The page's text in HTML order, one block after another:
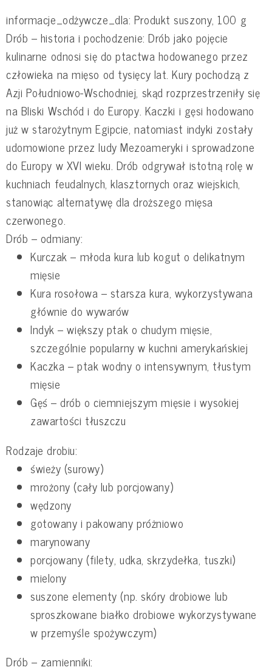
informacje_odżywcze_dla: Produkt suszony, 100 g
Drób – historia i pochodzenie: Drób jako pojęcie
kulinarne odnosi się do ptactwa hodowanego przez
człowieka na mięso od tysięcy lat. Kury pochodzą z
Azji Południowo-Wschodniej, skąd rozprzestrzeniły się
na Bliski Wschód i do Europy. Kaczki i gęsi hodowano
już w starożytnym Egipcie, natomiast indyki zostały
udomowione przez ludy Mezoameryki i sprowadzone
do Europy w XVI wieku. Drób odgrywał istotną rolę w
kuchniach feudalnych, klasztornych oraz wiejskich,
stanowiąc alternatywę dla droższego mięsa
czerwonego.
Drób – odmiany:
Kurczak – młoda kura lub kogut o delikatnym
mięsie
Kura rosołowa – starsza kura, wykorzystywana
głównie do wywarów
Indyk – większy ptak o chudym mięsie,
szczególnie popularny w kuchni amerykańskiej
Kaczka – ptak wodny o intensywnym, tłustym
mięsie
Gęś – drób o ciemniejszym mięsie i wysokiej
zawartości tłuszczu
Rodzaje drobiu:
świeży (surowy)
mrożony (cały lub porcjowany)
wędzony
gotowany i pakowany próżniowo
marynowany
porcjowany (filety, udka, skrzydełka, tuszki)
mielony
suszone elementy (np. skóry drobiowe lub
sproszkowane białko drobiowe wykorzystywane
w przemyśle spożywczym)
Drób – zamienniki: